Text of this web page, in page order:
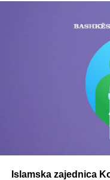
Islamska zajednica